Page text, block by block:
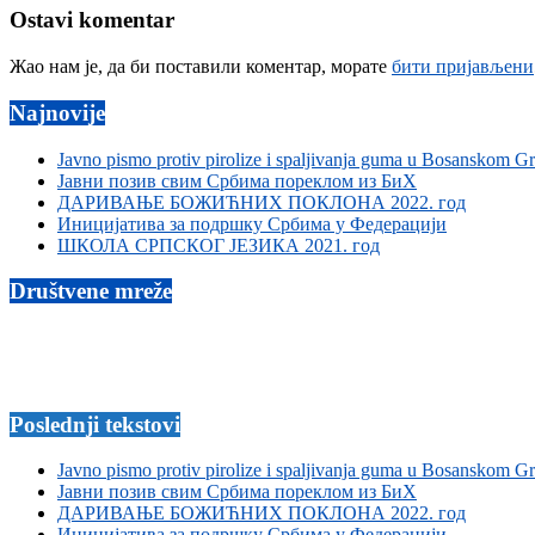
Ostavi komentar
Жао нам је, да би поставили коментар, морате бити пријављени
Najnovije
Javno pismo protiv pirolize i spaljivanja guma u Bosanskom
Јавни позив свим Србима пореклом из БиХ
ДАРИВАЊЕ БОЖИЋНИХ ПОКЛОНА 2022. год
Иницијатива за подршку Србима у Федерацији
ШКОЛА СРПСКОГ ЈЕЗИКА 2021. год
Društvene mreže
Poslednji tekstovi
Javno pismo protiv pirolize i spaljivanja guma u Bosanskom
Јавни позив свим Србима пореклом из БиХ
ДАРИВАЊЕ БОЖИЋНИХ ПОКЛОНА 2022. год